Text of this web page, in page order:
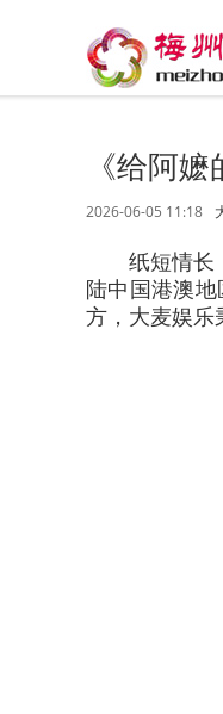
《给阿
2026-06-05 11:18
纸短情长
陆中国港澳
方，大麦娱乐